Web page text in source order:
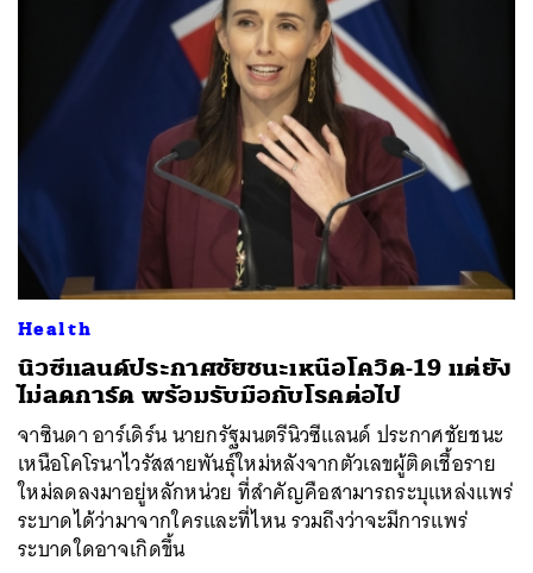
Health
นิวซีแลนด์ประกาศชัยชนะเหนือโควิด-19 แต่ยัง
ไม่ลดการ์ด พร้อมรับมือกับโรคต่อไป
จาซินดา อาร์เดิร์น นายกรัฐมนตรีนิวซีแลนด์ ประกาศชัยชนะ
เหนือโคโรนาไวรัสสายพันธุ์ใหม่หลังจากตัวเลขผู้ติดเชื้อราย
ใหม่ลดลงมาอยู่หลักหน่วย ที่สำคัญคือสามารถระบุแหล่งแพร่
ระบาดได้ว่ามาจากใครและที่ไหน รวมถึงว่าจะมีการแพร่
ระบาดใดอาจเกิดขึ้น